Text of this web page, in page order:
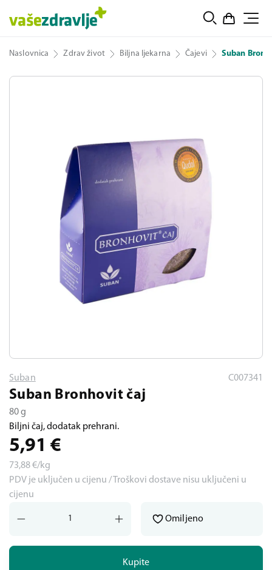
Naslovnica Zdrav život Biljna ljekarna Čajevi Suban
Suban C007341
Suban Bronhovit čaj
80 g
Biljni čaj, dodatak prehrani.
5,91 €
73,88€/kg
PDV je uključen u cijenu / Troškovi dostave nisu uključeni u
cijenu
Kupite
Omiljeno